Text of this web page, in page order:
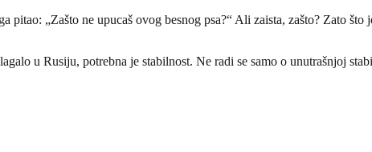
pitao: „Zašto ne upucaš ovog besnog psa?“ Ali zaista, zašto? Zato
u Rusiju, potrebna je stabilnost. Ne radi se samo o unutrašnjoj